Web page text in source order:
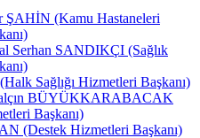
ŞAHİN (Kamu Hastaneleri
Serhan SANDIKÇI (Sağlık
Sağlığı Hizmetleri Başkanı)
BÜYÜKKARABACAK
Başkanı)
(Destek Hizmetleri Başkanı)